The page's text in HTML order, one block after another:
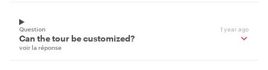
Question 1 year ago
Can the tour be customized?
voir la réponse